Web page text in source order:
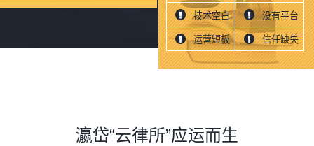
技术空白 没有平台
运营短板 信任缺失
瀛岱“云律所”应运而生